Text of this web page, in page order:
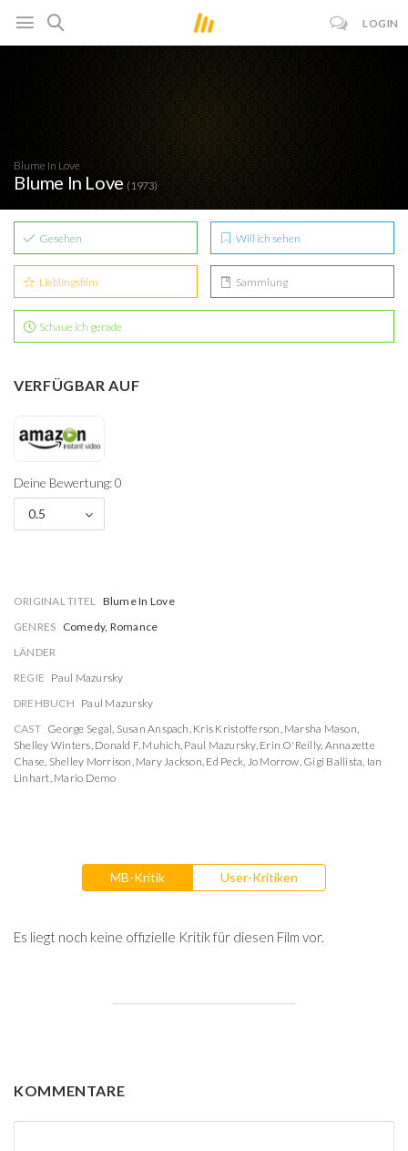
LOGIN
Blume In Love
Blume In Love (1973)
Gesehen Will ich sehen
Lieblingsfilm Sammlung
Schaue ich gerade
VERFÜGBAR AUF
Deine Bewertung: 0
0.5
ORIGINAL TITEL Blume In Love
GENRES Comedy, Romance
LÄNDER
REGIE Paul Mazursky
DREHBUCH Paul Mazursky
CAST George Segal, Susan Anspach, Kris Kristofferson, Marsha Mason,
Shelley Winters, Donald F. Muhich, Paul Mazursky, Erin O'Reilly, Annazette
Chase, Shelley Morrison, Mary Jackson, Ed Peck, Jo Morrow, Gigi Ballista, Ian
Linhart, Mario Demo
MB-Kritik User-Kritiken
Es liegt noch keine offizielle Kritik für diesen Film vor.
KOMMENTARE